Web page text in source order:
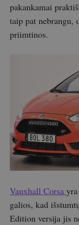
pakankamai
taip pat nebrangu,
priimtinos.
Vauxhall Corsa
galios, kad
Edition versija jis